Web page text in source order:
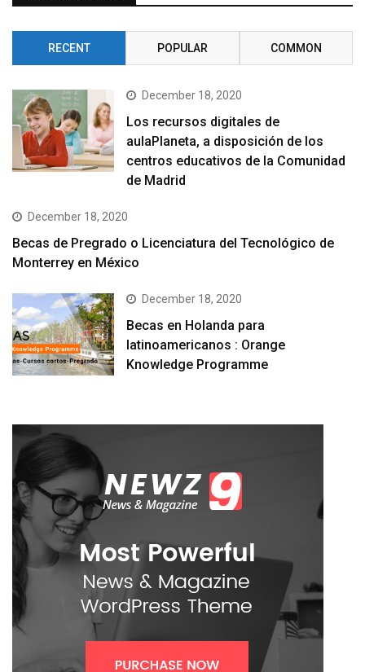
RECENT POPULAR COMMON
December 18, 2020
Los recursos digitales de
aulaPlaneta, a disposición de los
centros educativos de la Comunidad
de Madrid
December 18, 2020
Becas de Pregrado o Licenciatura del Tecnológico de
Monterrey en México
December 18, 2020
Becas en Holanda para
latinoamericanos : Orange
Knowledge Programme